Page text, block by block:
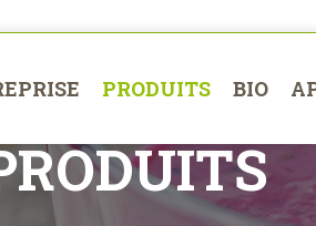
PRODUITS BIO